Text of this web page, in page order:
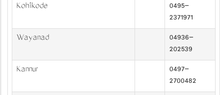
Kozhikode
0495-
2371971
Wayanad
04936-
202539
Kannur
0497-
2700482